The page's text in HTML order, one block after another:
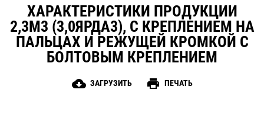
ХАРАКТЕРИСТИКИ ПРОДУКЦИИ
2,3М3 (3,0ЯРДА3), С КРЕПЛЕНИЕМ НА
ПАЛЬЦАХ И РЕЖУЩЕЙ КРОМКОЙ С
БОЛТОВЫМ КРЕПЛЕНИЕМ
cloud_download ЗАГРУЗИТЬ print ПЕЧАТЬ